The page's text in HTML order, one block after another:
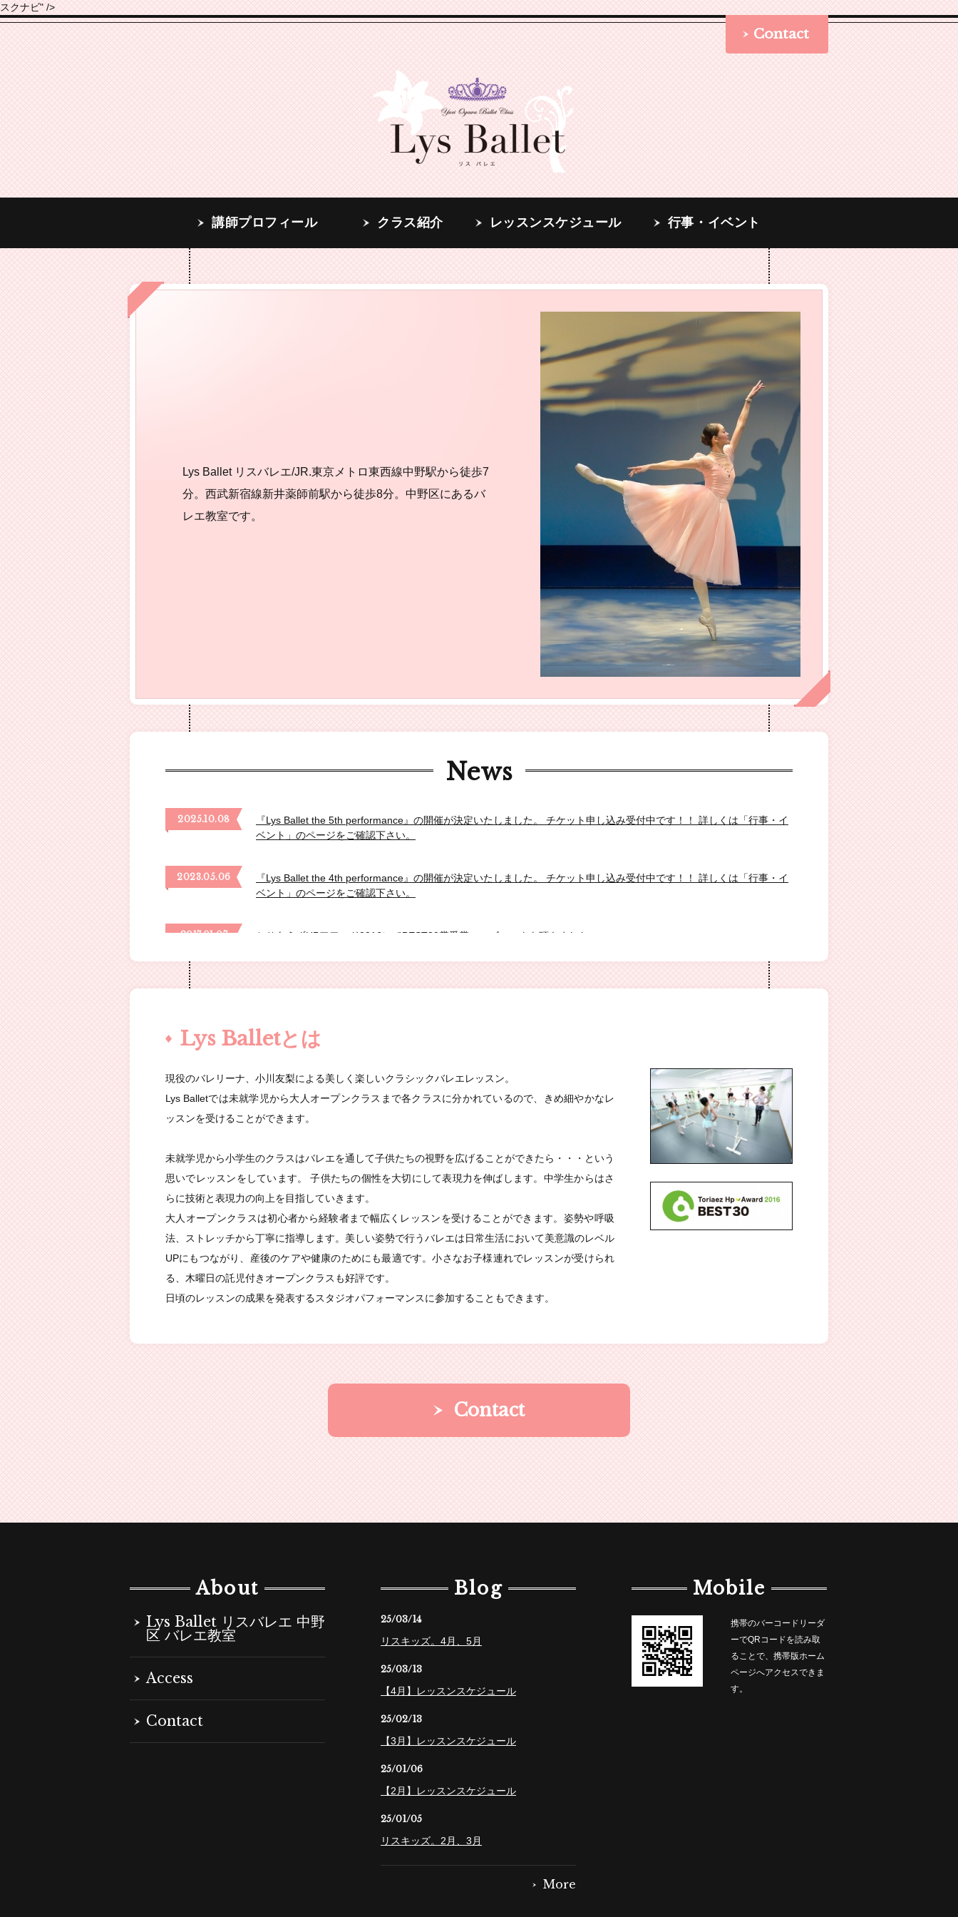
スクナビ" />
Contact
講師プロフィール クラス紹介 レッスンスケジュール 行事・イベント
Lys Ballet リスバレエ/JR.東京メトロ東西線中野駅から徒歩7
分。西武新宿線新井薬師前駅から徒歩8分。中野区にあるバ
レエ教室です。
News
2025.10.08
『Lys Ballet the 5th performance』の開催が決定いたしました。 チケット申し込み受付中です！！ 詳しくは「行事・イ
ベント」のページをご確認下さい。
2023.05.06
『Lys Ballet the 4th performance』の開催が決定いたしました。 チケット申し込み受付中です！！ 詳しくは「行事・イ
ベント」のページをご確認下さい。
2017.01.07 とりあえずHPアワード2016にてBEST30賞受賞のロゴマークを頂きました。
2016.12.28 「とりあえずHPアワード2016」にて BEST30賞を頂きました！
い。
2016.06.04 オープン火曜日11:50～12:40 ポワントクラスが開設されました。
2016.05.06 ホームページが公開されました。
Lys Balletとは
現役のバレリーナ、小川友梨による美しく楽しいクラシックバレエレッスン。
Lys Balletでは未就学児から大人オープンクラスまで各クラスに分かれているので、きめ細やかなレ
ッスンを受けることができます。
未就学児から小学生のクラスはバレエを通して子供たちの視野を広げることができたら・・・という
思いでレッスンをしています。 子供たちの個性を大切にして表現力を伸ばします。中学生からはさ
らに技術と表現力の向上を目指していきます。
大人オープンクラスは初心者から経験者まで幅広くレッスンを受けることができます。姿勢や呼吸
法、ストレッチから丁寧に指導します。美しい姿勢で行うバレエは日常生活において美意識のレベル
UPにもつながり、産後のケアや健康のためにも最適です。小さなお子様連れでレッスンが受けられ
る、木曜日の託児付きオープンクラスも好評です。
日頃のレッスンの成果を発表するスタジオパフォーマンスに参加することもできます。
Contact
About
Lys Ballet リスバレエ 中野
区 バレエ教室
Access
Contact
Blog
25/03/14
リスキッズ。4月、5月
25/03/13
【4月】レッスンスケジュール
25/02/13
【3月】レッスンスケジュール
25/01/06
【2月】レッスンスケジュール
25/01/05
リスキッズ。2月、3月
More
Mobile
携帯のバーコードリーダ
ーでQRコードを読み取
ることで、携帯版ホーム
ページへアクセスできま
す。